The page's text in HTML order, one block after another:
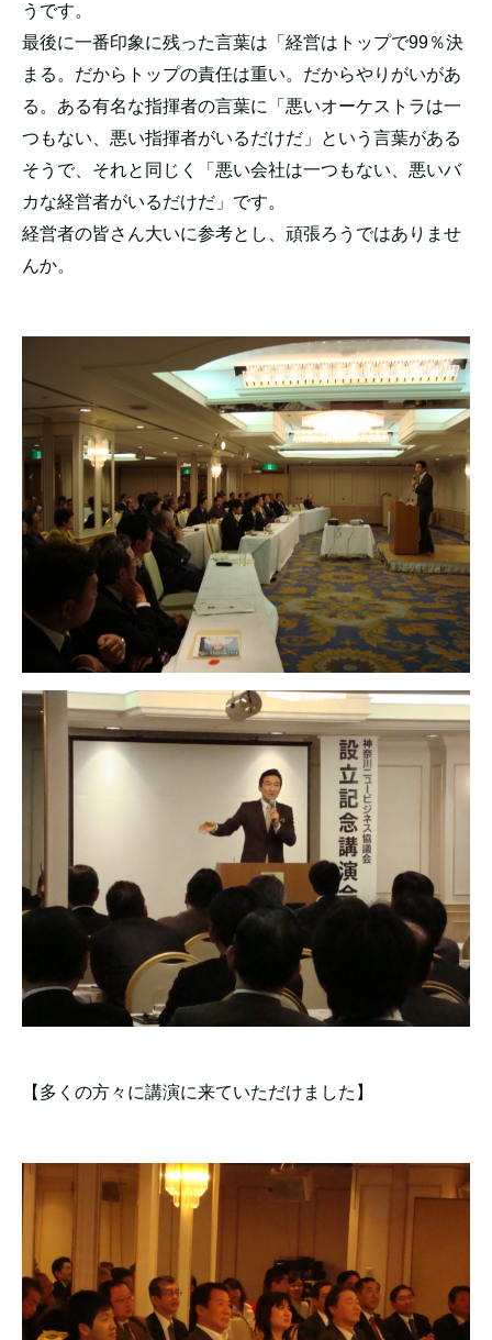
うです。
最後に一番印象に残った言葉は「経営はトップで99％決
まる。だからトップの責任は重い。だからやりがいがあ
る。ある有名な指揮者の言葉に「悪いオーケストラは一
つもない、悪い指揮者がいるだけだ」という言葉がある
そうで、それと同じく「悪い会社は一つもない、悪いバ
カな経営者がいるだけだ」です。
経営者の皆さん大いに参考とし、頑張ろうではありませ
んか。
【多くの方々に講演に来ていただけました】